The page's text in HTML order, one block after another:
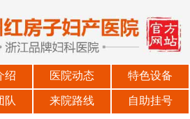
绍 医院动态 特色设备
队 来院路线 自助挂号